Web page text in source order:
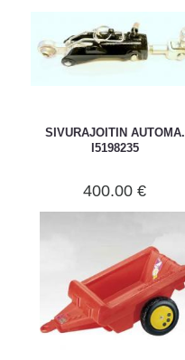
SIVURAJOITIN AUTOMA.
I5198235
400.00 €